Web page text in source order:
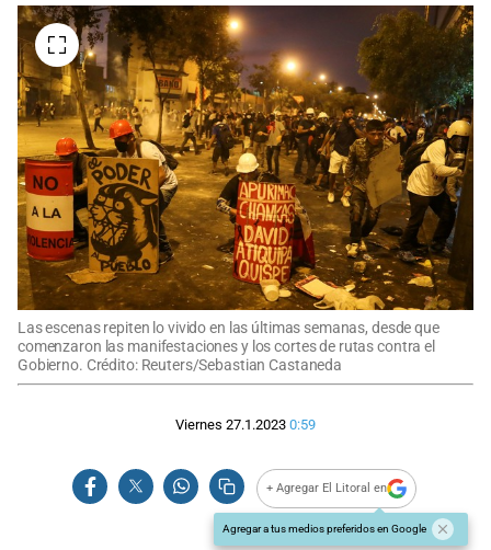
Las escenas repiten lo vivido en las últimas semanas, desde que
comenzaron las manifestaciones y los cortes de rutas contra el
Gobierno. Crédito: Reuters/Sebastian Castaneda
Viernes 27.1.2023 0:59
+ Agregar El Litoral en
Agregar a tus medios preferidos en Google